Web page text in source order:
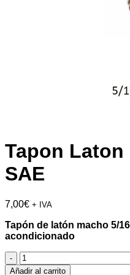
Tapon Laton
SAE
7,00€ + IVA
Tapón de latón macho 5/
acondicionado
Tapon
Laton
Añadir al carrito